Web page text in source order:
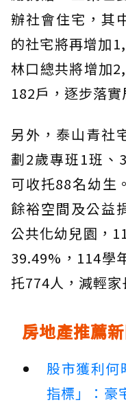
辦社會住宅，其
的社宅將再增加
林口總共將增加
182戶，逐步落實
另外，泰山青社
劃2歲專班1班、
可收托88名幼生
餘裕空間及公益
公共化幼兒園，
39.49%，114學
托774人，減輕家
房地產推薦
股市獲利何
指標」：豪